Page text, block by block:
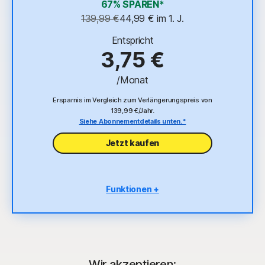
Dark Web Monitoring §
67% SPAREN*
139,99 €44,99 € im 1. J.
Entspricht
3,75 €
/Monat
Ersparnis im Vergleich zum Verlängerungspreis von
139,99 €/Jahr.
Siehe Abonnementdetails unten.*
Jetzt kaufen
Funktionen +